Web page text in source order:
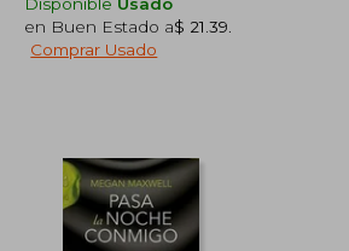
$ 45.47
$ 25.01
40%
dcto.
en Buen Estado a$ 21.39
Comprar Usado